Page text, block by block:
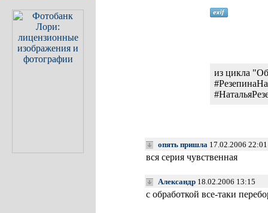
из цикла
опять пришла 17.02.2006
вся серия чувственная
Александр 18.02.2006 13:15
с обработкой все-таки